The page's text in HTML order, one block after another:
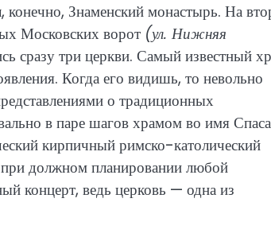
конечно, Знаменский монастырь. На
Московских ворот (ул. Нижняя
сразу три церкви. Самый известный
Когда его видишь, то невольно
о традиционных
в паре шагов храмом во имя Спаса
кирпичный римско-католический
должном планировании любой
концерт, ведь церковь — одна из